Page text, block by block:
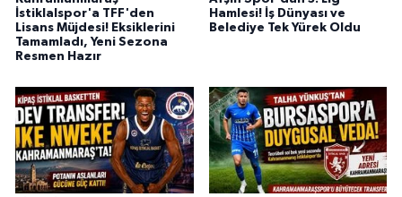
İstiklalspor'a TFF'den
Lisans Müjdesi! Eksiklerini
Tamamladı, Yeni Sezona
Resmen Hazır
Hamlesi! İş Dünyası ve
Belediye Tek Yürek Oldu
ÇEVRE
BİLİM VE TEKNOLOJİ
YARIŞMALAR
TANITIM
HABERDE İNSAN